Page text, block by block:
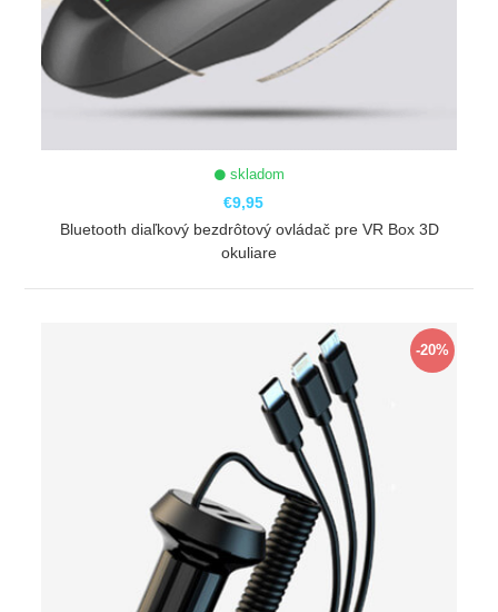
skladom
€9,95
Bluetooth diaľkový bezdrôtový ovládač pre VR Box 3D
okuliare
-20%